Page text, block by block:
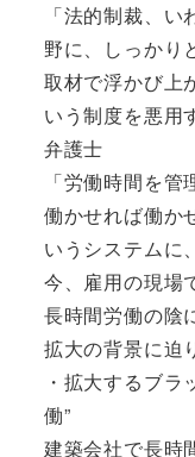
「法的制裁、
野に、しっかり
取材で浮かび上
いう制度を悪用
弁護士
「労働時間を管
働かせれば働か
いうシステムに
今、雇用の現場
長時間労働の陰
拡大の背景に迫
・拡大するブ
働”
建築会社で長時